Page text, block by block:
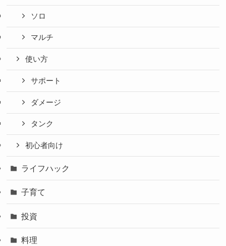
ソロ
マルチ
使い方
サポート
ダメージ
タンク
初心者向け
ライフハック
子育て
投資
料理